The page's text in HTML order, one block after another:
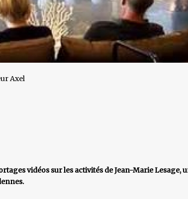
Axel
vidéos sur les activités de Jean-Marie Lesage,